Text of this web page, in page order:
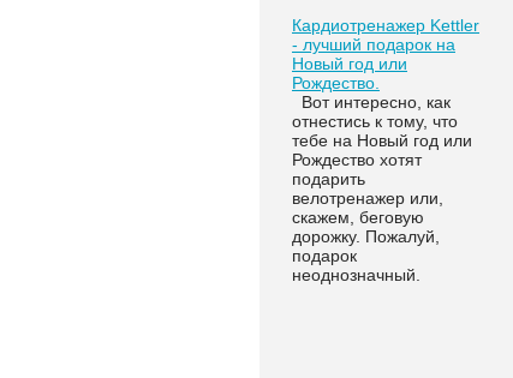
Кардиотренажер Kettler
- лучший подарок на
Новый год или
Рождество.
Вот интересно, как
отнестись к тому, что
тебе на Новый год или
Рождество хотят
подарить
велотренажер или,
скажем, беговую
дорожку. Пожалуй,
подарок
неоднозначный.